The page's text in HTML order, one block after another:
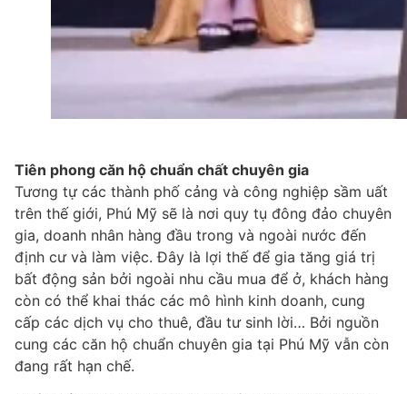
Tiên phong căn hộ chuẩn chất chuyên gia
Tương tự các thành phố cảng và công nghiệp sầm uất
trên thế giới, Phú Mỹ sẽ là nơi quy tụ đông đảo chuyên
gia, doanh nhân hàng đầu trong và ngoài nước đến
định cư và làm việc. Đây là lợi thế để gia tăng giá trị
bất động sản bởi ngoài nhu cầu mua để ở, khách hàng
còn có thể khai thác các mô hình kinh doanh, cung
cấp các dịch vụ cho thuê, đầu tư sinh lời… Bởi nguồn
cung các căn hộ chuẩn chuyên gia tại Phú Mỹ vẫn còn
đang rất hạn chế.